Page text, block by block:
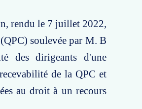
rendu le 7 juillet 2022,
soulevée par M. B
des dirigeants d'une
de la QPC et
au droit à un recours